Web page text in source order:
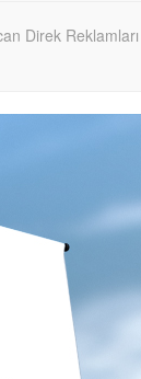
Direk Reklamları